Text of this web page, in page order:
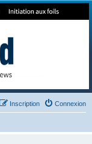
Connexion
Inscription